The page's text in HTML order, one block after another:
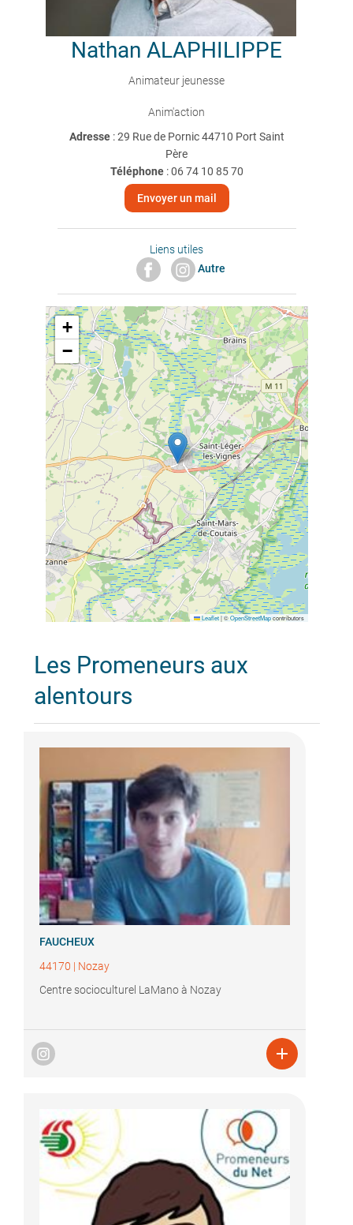
Nathan ALAPHILIPPE
Animateur jeunesse
Anim'action
Adresse : 29 Rue de Pornic 44710 Port Saint
Père
Téléphone:06 74 10 85 70
Envoyer un mail
Liens utiles
Autre
+
−
Leaflet |©OpenStreetMapcontributors
Les Promeneurs aux
alentours
FAUCHEUX
44170 | Nozay
Centre socioculturel LaMano à Nozay
